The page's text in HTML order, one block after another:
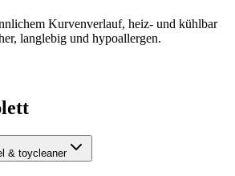
Kurvenverlauf, heiz- und kühlbar
langlebig und hypoallergen.
& toycleaner